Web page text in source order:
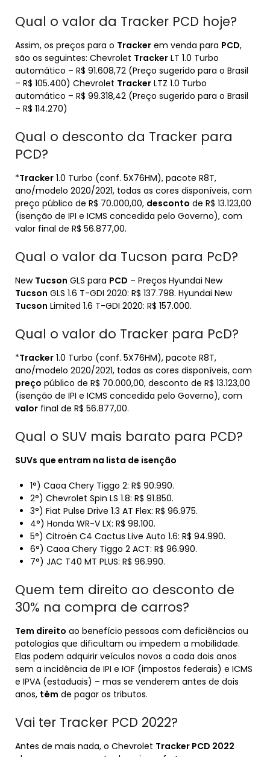
Qual o valor da Tracker PCD hoje?
Assim, os preços para o Tracker em venda para PCD,
são os seguintes: Chevrolet Tracker LT 1.0 Turbo
automático – R$ 91.608,72 (Preço sugerido para o Brasil
– R$ 105.400) Chevrolet Tracker LTZ 1.0 Turbo
automático – R$ 99.318,42 (Preço sugerido para o Brasil
– R$ 114.270)
Qual o desconto da Tracker para
PCD?
*Tracker 1.0 Turbo (conf. 5X76HM), pacote R8T,
ano/modelo 2020/2021, todas as cores disponíveis, com
preço público de R$ 70.000,00, desconto de R$ 13.123,00
(isenção de IPI e ICMS concedida pelo Governo), com
valor final de R$ 56.877,00.
Qual o valor da Tucson para PcD?
New Tucson GLS para PCD – Preços Hyundai New
Tucson GLS 1.6 T-GDI 2020: R$ 137.798. Hyundai New
Tucson Limited 1.6 T-GDI 2020: R$ 157.000.
Qual o valor do Tracker para PcD?
*Tracker 1.0 Turbo (conf. 5X76HM), pacote R8T,
ano/modelo 2020/2021, todas as cores disponíveis, com
preço público de R$ 70.000,00, desconto de R$ 13.123,00
(isenção de IPI e ICMS concedida pelo Governo), com
valor final de R$ 56.877,00.
Qual o SUV mais barato para PCD?
SUVs que entram na lista de isenção
1°) Caoa Chery Tiggo 2: R$ 90.990.
2°) Chevrolet Spin LS 1.8: R$ 91.850.
3°) Fiat Pulse Drive 1.3 AT Flex: R$ 96.975.
4°) Honda WR-V LX: R$ 98.100.
5°) Citroën C4 Cactus Live Auto 1.6: R$ 94.990.
6°) Caoa Chery Tiggo 2 ACT: R$ 96.990.
7°) JAC T40 MT PLUS: R$ 96.990.
Quem tem direito ao desconto de
30% na compra de carros?
Tem direito ao benefício pessoas com deficiências ou
patologias que dificultam ou impedem a mobilidade.
Elas podem adquirir veículos novos a cada dois anos
sem a incidência de IPI e IOF (impostos federais) e ICMS
e IPVA (estaduais) – mas se venderem antes de dois
anos, têm de pagar os tributos.
Vai ter Tracker PCD 2022?
Antes de mais nada, o Chevrolet Tracker PCD 2022